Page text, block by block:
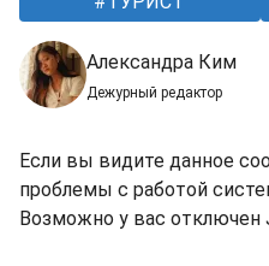
Александра Ким
Дежурный редактор
Если вы видите данное
проблемы с работой
Возможно у вас отключен